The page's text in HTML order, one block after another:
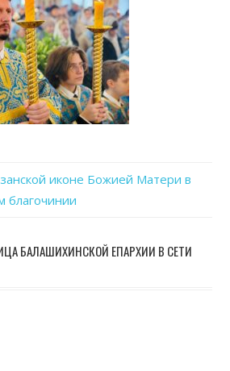
иконе Божией Матери в
благочинии
БАЛАШИХИНСКОЙ ЕПАРХИИ В СЕТИ